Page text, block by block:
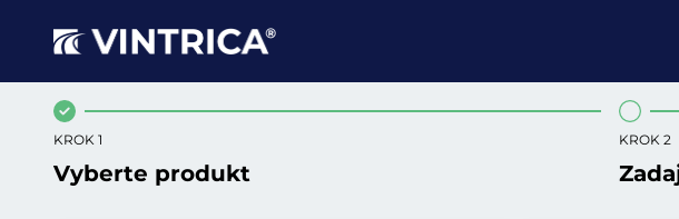
KROK 1
Vyberte produkt
KROK 2